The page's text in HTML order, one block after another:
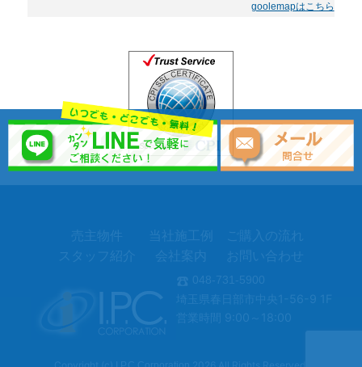
goolemapはこちら
売主物件 当社施工例
ご購入の流れ
スタッフ紹介
会社案内 お問い合わせ
048-731-5900
埼玉県春日部市中央1-56-9 1F
営業時間 9:00～18:00